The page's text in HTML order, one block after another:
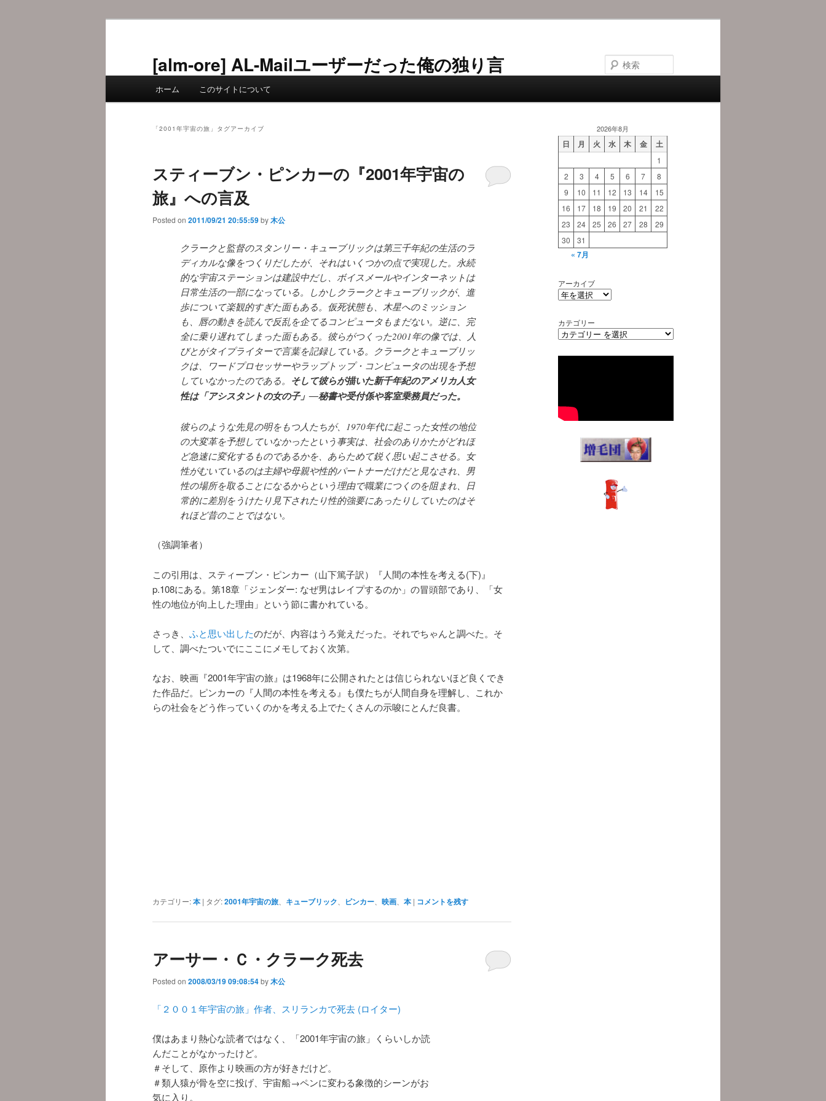
[alm-ore] AL-Mailユーザーだった俺の独り言
索
ホーム このサイトについて
「2001年宇宙の旅 」タグアーカイブ
スティーブン・ピンカーの『2001年宇宙の
旅』への言及
Posted on 2011/09/21 20:55:59by木公
クラークと監督のスタンリー・キューブリックは第三千年紀の生活のラ
ディカルな像をつくりだしたが、それはいくつかの点で実現した。永続
的な宇宙ステーションは建設中だし、ボイスメールやインターネットは
日常生活の一部になっている。しかしクラークとキューブリックが、進
歩について楽観的すぎた面もある。仮死状態も、木星へのミッション
も、唇の動きを読んで反乱を企てるコンピュータもまだない。逆に、完
全に乗り遅れてしまった面もある。彼らがつくった2001年の像では、人
びとがタイプライターで言葉を記録している。クラークとキューブリッ
クは、ワードプロセッサーやラップトップ・コンピュータの出現を予想
していなかったのである。 そして彼らが描いた新千年紀のアメリカ人女
性は「アシスタントの女の子」―秘書や受付係や客室乗務員だった。
彼らのような先見の明をもつ人たちが、1970年代に起こった女性の地位
の大変革を予想していなかったという事実は、社会のありかたがどれほ
ど急速に変化するものであるかを、あらためて鋭く思い起こさせる。女
性がむいているのは主婦や母親や性的パートナーだけだと見なされ、男
性の場所を取ることになるからという理由で職業につくのを阻まれ、日
常的に差別をうけたり見下されたり性的強要にあったりしていたのはそ
れほど昔のことではない。
（強調筆者）
この引用は、スティーブン・ピンカー（山下篤子訳）『人間の本性を考える(下)』
p.108にある。第18章「ジェンダー: なぜ男はレイプするのか」の冒頭部であり、「女
性の地位が向上した理由」という節に書かれている。
さっき、 ふと思い出したのだが、内容はうろ覚えだった。それでちゃんと調べた。そ
して、調べたついでにここにメモしておく次第。
なお、映画『2001年宇宙の旅』は1968年に公開されたとは信じられないほど良くでき
た作品だ。ピンカーの『人間の本性を考える』も僕たちが人間自身を理解し、これか
らの社会をどう作っていくのかを考える上でたくさんの示唆にとんだ良書。
カテゴリー:本 | タグ:2001年宇宙の旅 キューブリック ピンカー 映画 本 | コメントを残す
アーサー・Ｃ・クラーク死去
Posted on 2008/03/19 09:08:54by木公
「２００１年宇宙の旅」作者、スリランカで死去 (ロイター)
僕はあまり熱心な読者ではなく、「2001年宇宙の旅」くらいしか読
んだことがなかったけど。
＃そして、原作より映画の方が好きだけど。
＃類人猿が骨を空に投げ、宇宙船→ペンに変わる象徴的シーンがお
気に入り。
2026年8月
日 月 火 水 木 金 土
1
2
3 4 5 6 7
8
9
10 11 12 13 14
15
16
17 18 19 20 21
22
23
24 25 26 27 28
29
30
31
« 7月
アーカイブ
カテゴリー